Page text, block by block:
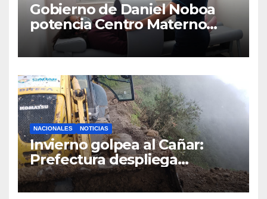
Gobierno de Daniel Noboa
potencia Centro Materno
Infantil y Emergencias en
Cuenca con nuevos equipos
NACIONALES NOTICIAS
Invierno golpea al Cañar:
Prefectura despliega
maquinaria en toda la
provincia para mantener las